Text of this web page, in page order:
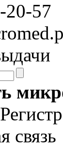
20-57
связь